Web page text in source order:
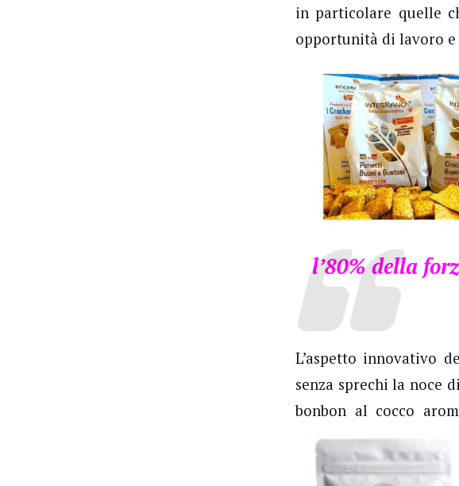
in particolare quelle
opportunità di lavoro e
l’80% della
L’aspetto innovativo
senza sprechi la noce
bonbon al cocco